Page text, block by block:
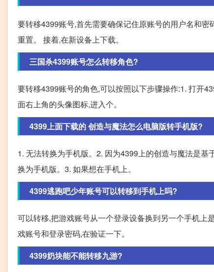
要转移4399账号,首先需要确保记住原账号的用户名和
重置。 接着,在新设备上下载。
三国杀4399账号怎么转移角色?
要转移4399账号的角色,可以按照以下步骤操作:1. 打开
面右上角的头像图标,进入个。
4399上面下载的 创造与魔法怎么电脑版转手机版?
1. 无法转换为手机版。2. 因为4399上的创造与魔法是
换为手机版。3. 如果想在手机上。
4399逃跑吧少年账号可以转移到手机上吗?
可以转移,把游戏账号从一个登录设备换到另一个手机
戏账号和登录密码,在验证一下。
4399奶块能不能转移九游?